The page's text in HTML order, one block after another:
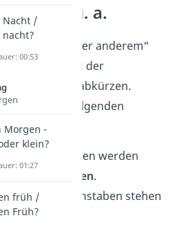
u. a.
Ausdruck „unter anderem“
du auch mit der
abkürzen.
gelten die folgenden
:
Beide Buchstaben werden
kleingeschrieben.
Die beiden Buchstaben stehen
getrennt
Nacht /
00:53
Morgen -
klein?
01:27
früh /
Früh?